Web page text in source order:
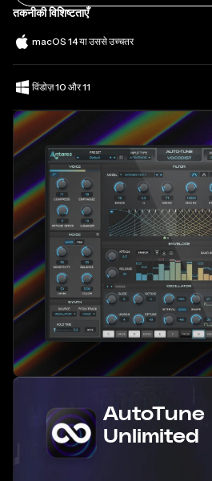
तकनीकी विशिष्टताएँ
macOS 14 या उससे उच्चतर
विंडोज़ 10 और 11
AutoTune
Unlimited